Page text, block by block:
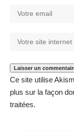
Ce site utilise
plus sur la façon
traitées.